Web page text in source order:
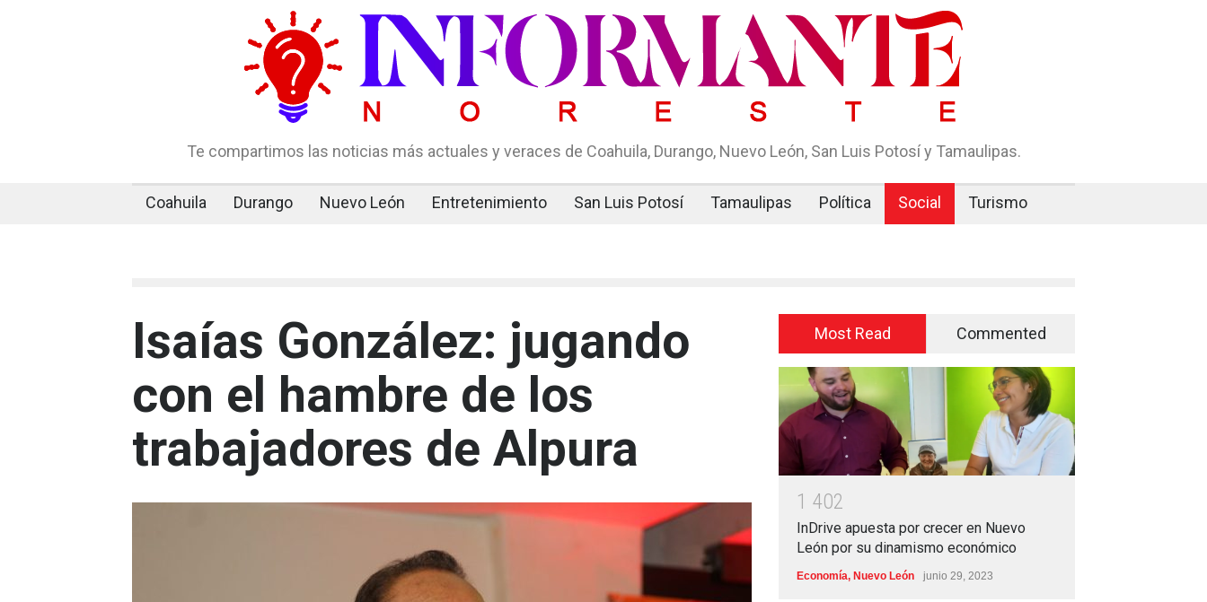
Te compartimos las noticias más actuales y veraces de Coahuila, Durango, Nuevo León, San Luis Potosí y Tamaulipas.
Coahuila Durango Nuevo León Entretenimiento San Luis Potosí Tamaulipas Política Social Turismo
Isaías González: jugando
con el hambre de los
trabajadores de Alpura
Most Read Commented
1 402
InDrive apuesta por crecer en Nuevo
León por su dinamismo económico
Economía, Nuevo León junio 29, 2023